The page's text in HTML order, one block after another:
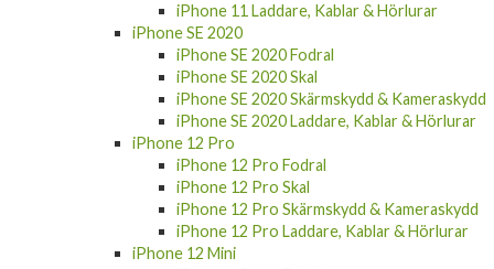
iPhone 11 Laddare, Kablar & Hörlurar
iPhone SE 2020
iPhone SE 2020 Fodral
iPhone SE 2020 Skal
iPhone SE 2020 Skärmskydd & Kameraskydd
iPhone SE 2020 Laddare, Kablar & Hörlurar
iPhone 12 Pro
iPhone 12 Pro Fodral
iPhone 12 Pro Skal
iPhone 12 Pro Skärmskydd & Kameraskydd
iPhone 12 Pro Laddare, Kablar & Hörlurar
iPhone 12 Mini